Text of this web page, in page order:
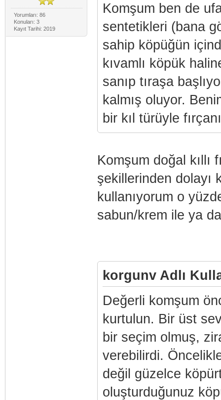
Yorumları: 86
Konuları: 3
Kayıt Tarihi: 2019
Komşum ben de
sentetikleri (bana
sahip köpüğün
kıvamlı köpük
sanıp tıraşa
kalmış oluyor.
bir kıl türüyle
Komşum doğal kıllı
şekillerinden dolayı
kullanıyorum o
sabun/krem ile ya
korgunv Adlı
Değerli komşum
kurtulun. Bir üst
bir seçim olmuş,
verebilirdi.
değil güzelce
oluşturduğunuz